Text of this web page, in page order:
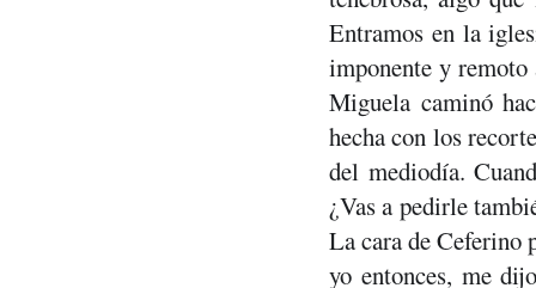
Entramos en la
imponente y
Miguela caminó
hecha con los
del mediodía.
¿Vas a pedirle
La cara de Ceferino
yo entonces, me